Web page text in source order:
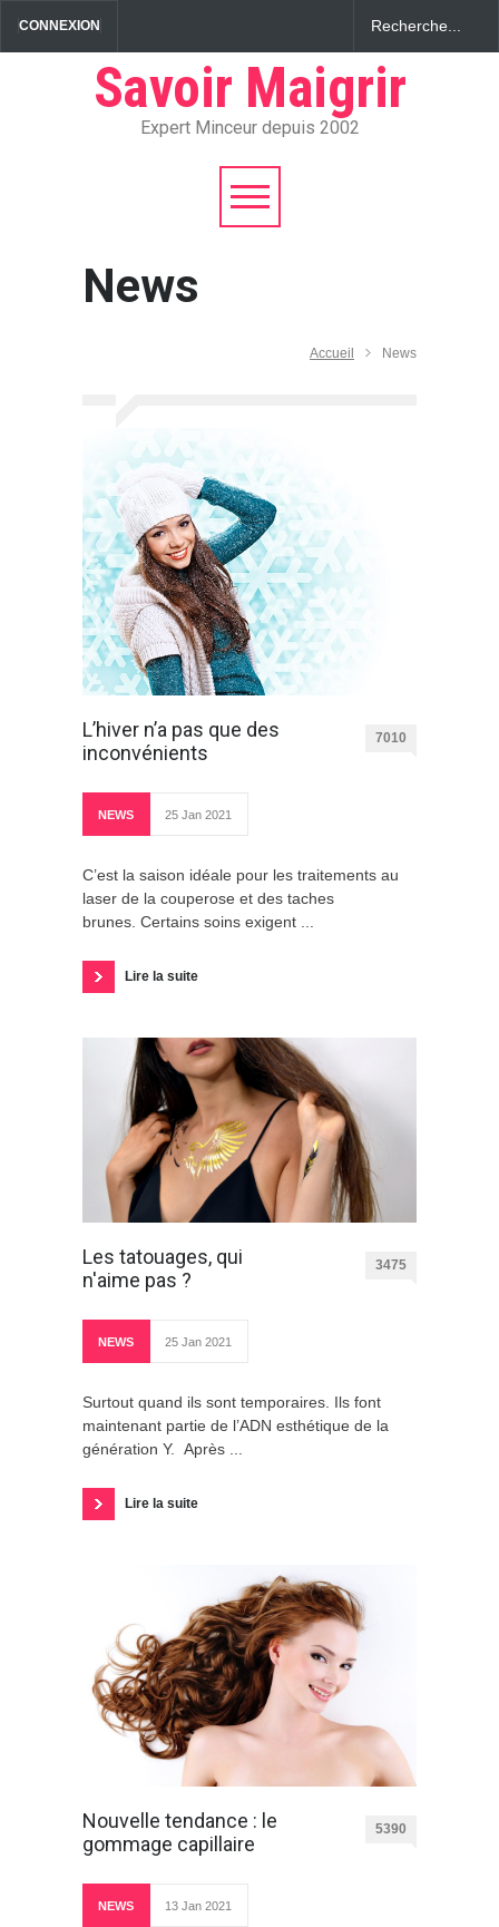
CONNEXION
Savoir Maigrir
Expert Minceur depuis 2002
News
Accueil News
L’hiver n’a pas que des
inconvénients
7010
NEWS 25 Jan 2021
C’est la saison idéale pour les traitements au
laser de la couperose et des taches
brunes. Certains soins exigent ...
Lire la suite
Les tatouages, qui
n'aime pas ?
3475
NEWS 25 Jan 2021
Surtout quand ils sont temporaires. Ils font
maintenant partie de l’ADN esthétique de la
génération Y. Après ...
Lire la suite
Nouvelle tendance : le
gommage capillaire
5390
NEWS 13 Jan 2021